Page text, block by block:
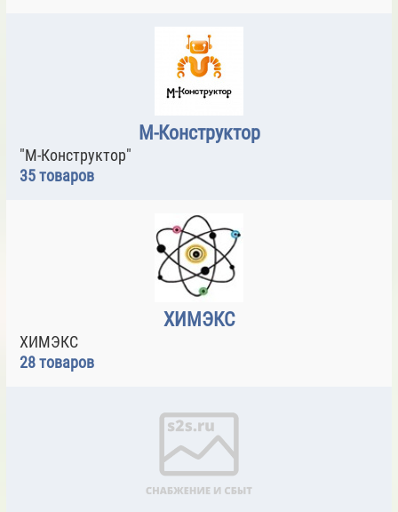
М-Конструктор
"М-Конструктор"
35 товаров
ХИМЭКС
ХИМЭКС
28 товаров